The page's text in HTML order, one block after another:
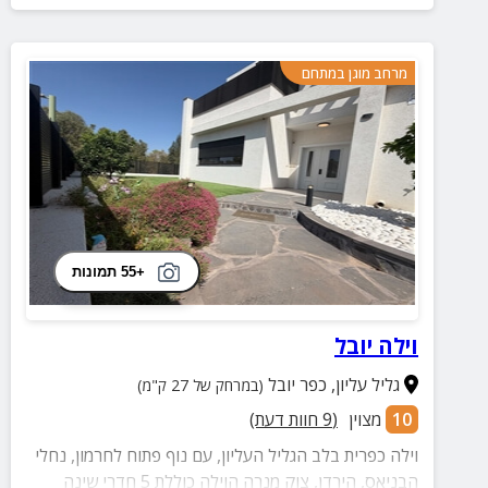
מרחב מוגן במתחם
+55 תמונות
וילה יובל
גליל עליון, כפר יובל (במרחק של 27 ק"מ)
10 מצוין (
9 חוות דעת)
וילה כפרית בלב הגליל העליון, עם נוף פתוח לחרמון, נחלי
הבניאס, הירדן, צוק מנרה הוילה כוללת 5 חדרי שינה